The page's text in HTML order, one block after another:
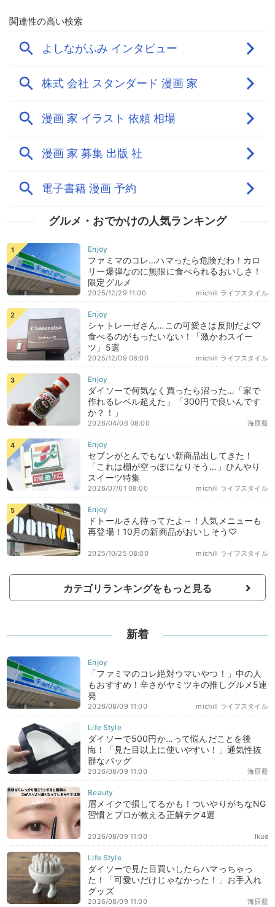
グルメ・おでかけの人気ランキング
ファミマのコレ…ハマったら危険だわ！カロ
リー爆弾なのに無限に食べられるおいしさ！
限定グルメ
michill ライフスタイル
2025/12/29 11:00
シャトレーゼさん…この可愛さは反則だよ♡
食べるのがもったいない！「激かわスイー
ツ」5選
michill ライフスタイル
2025/12/09 08:00
ダイソーで何気なく買ったら沼った…「家で
作れるレベル超えた」「300円で良いんです
か？！」
海原藍
2026/04/06 08:00
セブンがとんでもない新商品出してきた！
「これは棚が空っぽになりそう…」ひんやり
スイーツ特集
michill ライフスタイル
2026/07/01 08:00
ドトールさん待ってたよ～！人気メニューも
再登場！10月の新商品がおいしそう♡
michill ライフスタイル
2025/10/25 08:00
カテゴリランキングをもっと見る
新着
「ファミマのコレ絶対ウマいやつ！」中の人
もおすすめ！辛さがヤミツキの推しグルメ5連
発
michill ライフスタイル
2026/08/09 11:00
ダイソーで500円か…って悩んだことを後
悔！「見た目以上に使いやすい！」通気性抜
群なバッグ
海原藍
2026/08/09 11:00
眉メイクで損してるかも！ついやりがちなNG
習慣とプロが教える正解テク4選
Ikue
2026/08/09 11:00
ダイソーで見た目買いしたらハマっちゃっ
た！「可愛いだけじゃなかった！」お手入れ
グッズ
海原藍
2026/08/09 11:00